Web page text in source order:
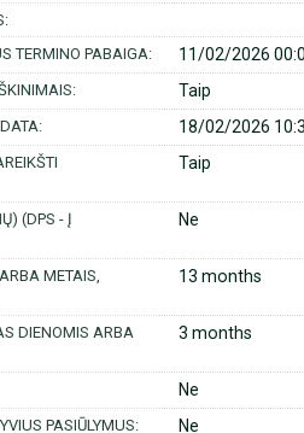
TERMINO PABAIGA:
11/02/2026
Taip
18/02/2026
Taip
(DPS - Į
Ne
METAIS,
13 months
DIENOMIS ARBA
3 months
Ne
PASIŪLYMUS: Ne